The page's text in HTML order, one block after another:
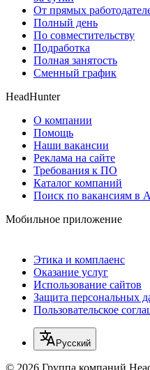
От прямых
Полный день
По совместительству
Подработка
Полная занятость
Сменный график
HeadHunter
О компании
Помощь
Наши вакансии
Реклама на сайте
Требования к ПО
Каталог компаний
Поиск по вакансиям в
Мобильное приложение
Этика и комплаенс
Оказание услуг
Использование сайтов
Защита персональных
Пользовательское
Русский
© 2026 Группа компаний